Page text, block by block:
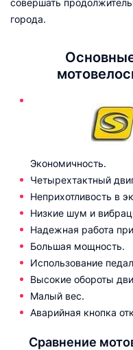
совершать
города.
Экономичность.
Четырехтактный
Неприхотливость в
Низкие шум и
Надежная работа
Большая мощность.
Использование
Высокие обороты
Малый вес.
Аварийная кнопка
Сравнение